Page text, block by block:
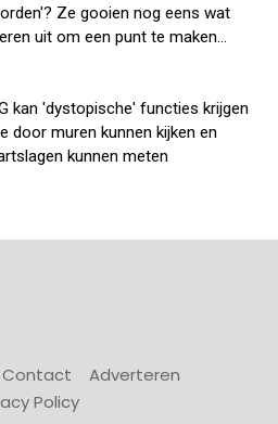
Ze gooien nog eens wat
uit om een punt te maken...
kan 'dystopische' functies krijgen
door muren kunnen kijken en
kunnen meten
Contact
Adverteren
Policy